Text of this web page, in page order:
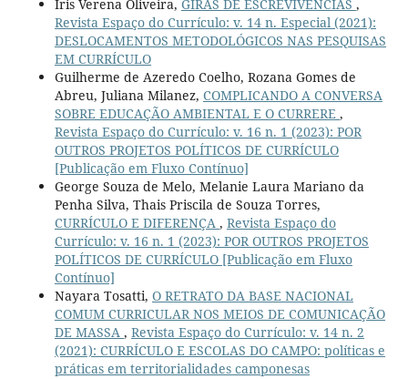
Iris Verena Oliveira, GIRAS DE ESCREVIVÊNCIAS ,
Revista Espaço do Currículo: v. 14 n. Especial (2021):
DESLOCAMENTOS METODOLÓGICOS NAS PESQUISAS
EM CURRÍCULO
Guilherme de Azeredo Coelho, Rozana Gomes de
Abreu, Juliana Milanez, COMPLICANDO A CONVERSA
SOBRE EDUCAÇÃO AMBIENTAL E O CURRERE ,
Revista Espaço do Currículo: v. 16 n. 1 (2023): POR
OUTROS PROJETOS POLÍTICOS DE CURRÍCULO
[Publicação em Fluxo Contínuo]
George Souza de Melo, Melanie Laura Mariano da
Penha Silva, Thais Priscila de Souza Torres,
CURRÍCULO E DIFERENÇA , Revista Espaço do
Currículo: v. 16 n. 1 (2023): POR OUTROS PROJETOS
POLÍTICOS DE CURRÍCULO [Publicação em Fluxo
Contínuo]
Nayara Tosatti, O RETRATO DA BASE NACIONAL
COMUM CURRICULAR NOS MEIOS DE COMUNICAÇÃO
DE MASSA , Revista Espaço do Currículo: v. 14 n. 2
(2021): CURRÍCULO E ESCOLAS DO CAMPO: políticas e
práticas em territorialidades camponesas